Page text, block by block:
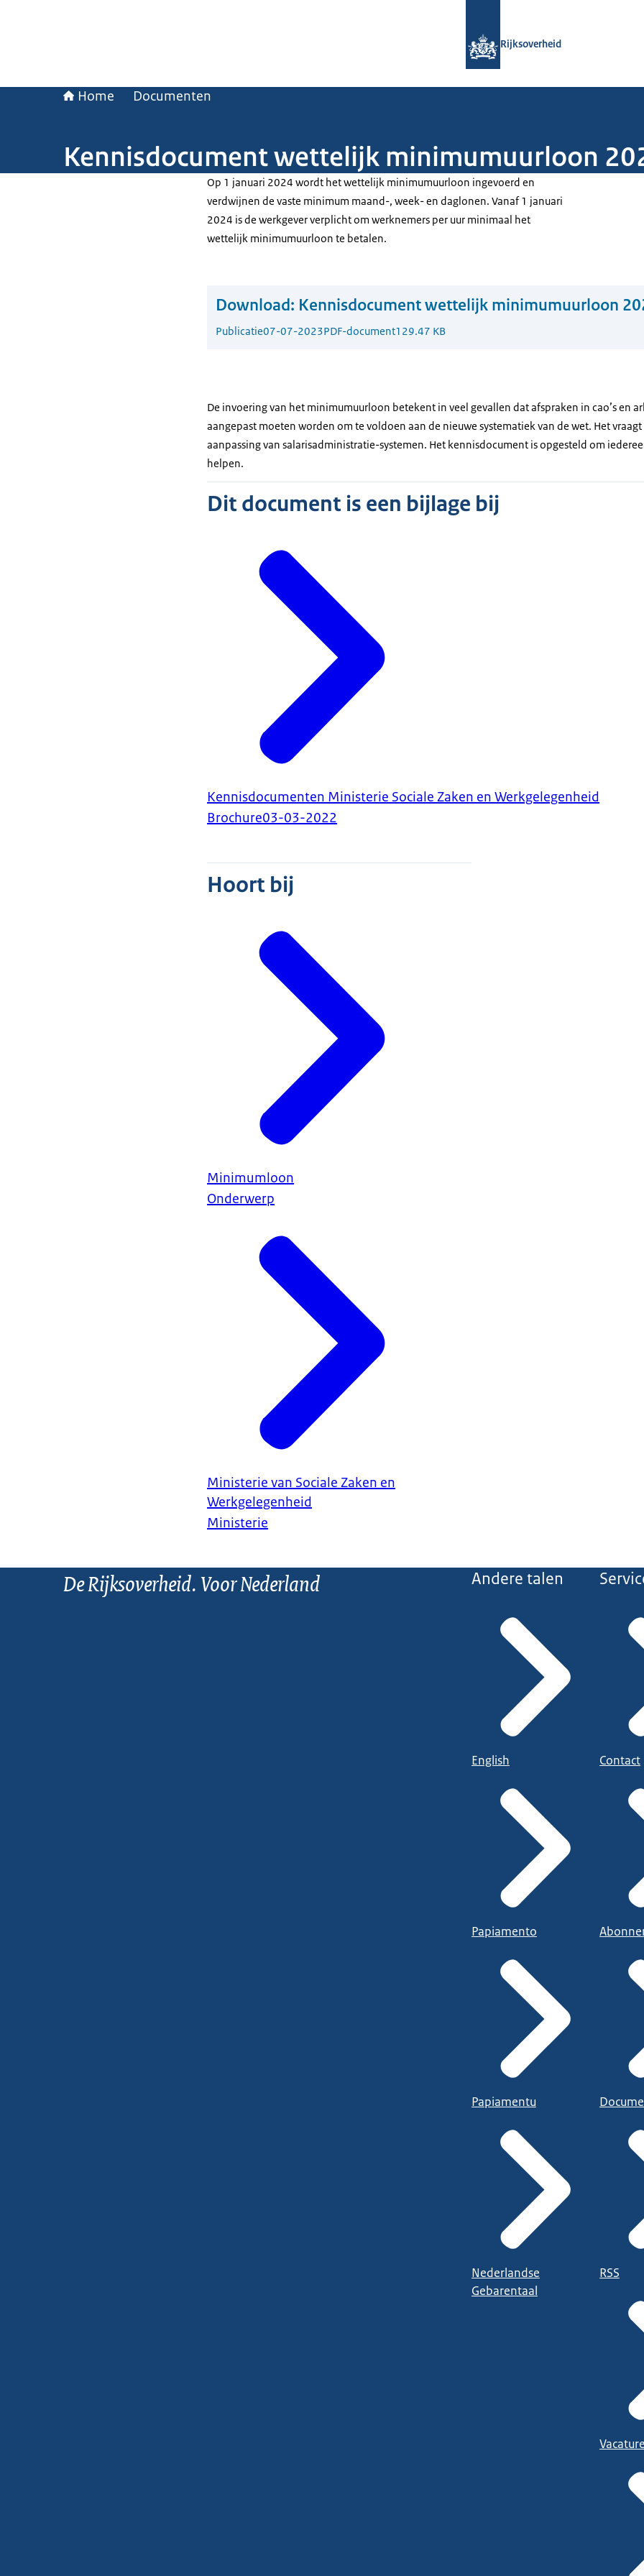
Rijksoverheid
Home Documenten
Kennisdocument wettelijk minimumuurloon
Op 1 januari 2024 wordt het wettelijk minimumuurloon ingevoerd en
verdwijnen de vaste minimum maand-, week- en daglonen. Vanaf 1 januari
2024 is de werkgever verplicht om werknemers per uur minimaal het
wettelijk minimumuurloon te betalen.
Download: Kennisdocument wettelijk minimumuurloon
Publicatie07-07-2023PDF-document129.47 KB
De invoering van het minimumuurloon betekent in veel gevallen dat afspraken in cao’s en
aangepast moeten worden om te voldoen aan de nieuwe systematiek van de wet. Het
aanpassing van salarisadministratie-systemen. Het kennisdocument is opgesteld om
helpen.
Dit document is een bijlage bij
Kennisdocumenten Ministerie Sociale Zaken en Werkgelegenheid
Brochure03-03-2022
Hoort bij
Minimumloon
Onderwerp
Ministerie van Sociale Zaken en
Werkgelegenheid
Ministerie
De Rijksoverheid. Voor Nederland Andere talen
English
Papiamento
Papiamentu
Nederlandse
Gebarentaal
Contact
RSS